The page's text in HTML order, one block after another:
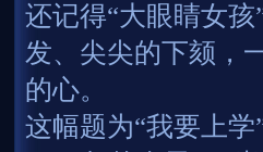
还记得“大眼睛女
发、尖尖的下颏，
的心。
这幅题为“我要上